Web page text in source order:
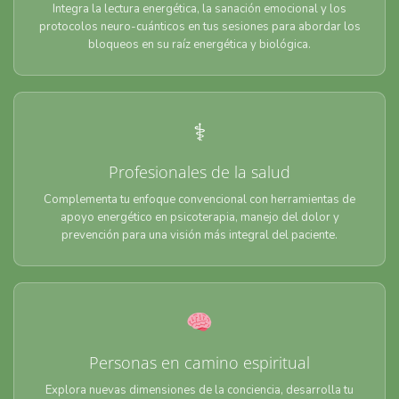
Integra la lectura energética, la sanación emocional y los
protocolos neuro-cuánticos en tus sesiones para abordar los
bloqueos en su raíz energética y biológica.
⚕
Profesionales de la salud
Complementa tu enfoque convencional con herramientas de
apoyo energético en psicoterapia, manejo del dolor y
prevención para una visión más integral del paciente.
Personas en camino espiritual
Explora nuevas dimensiones de la conciencia, desarrolla tu